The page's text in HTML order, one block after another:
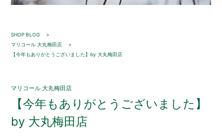
SHOP BLOG
マリコール 大丸梅田店
【今年もありがとうございました】by 大丸梅田店
マリコール 大丸梅田店
【今年もありがとうございました】
by 大丸梅田店